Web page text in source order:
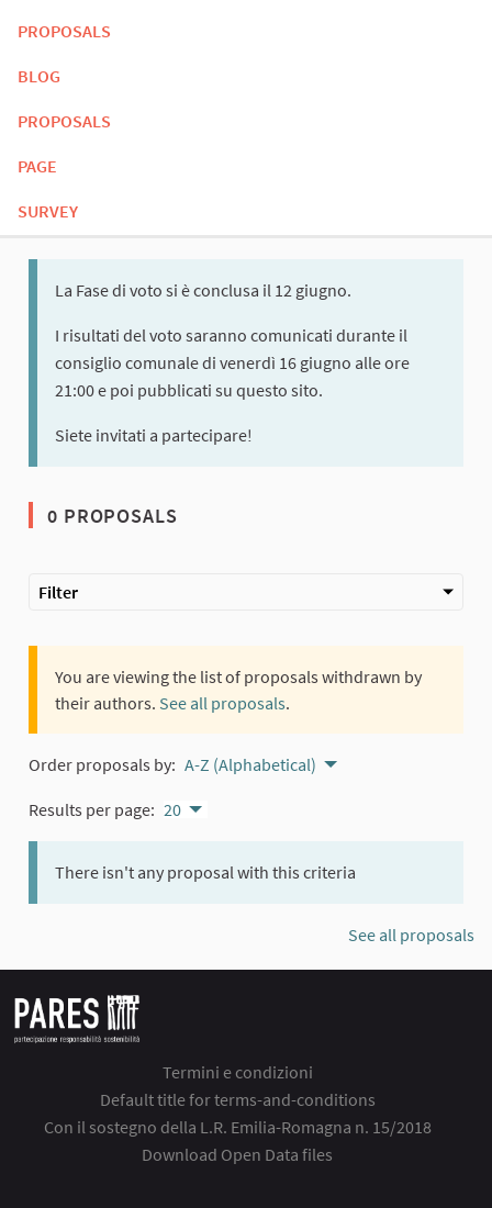
PROPOSALS
BLOG
PROPOSALS
PAGE
SURVEY
La Fase di voto si è conclusa il 12 giugno.
I risultati del voto saranno comunicati durante il
consiglio comunale di venerdì 16 giugno alle ore
21:00 e poi pubblicati su questo sito.
Siete invitati a partecipare!
0 PROPOSALS
Filter
You are viewing the list of proposals withdrawn by
their authors. See all proposals.
Order proposals by: A-Z (Alphabetical)
Results per page: 20
There isn't any proposal with this criteria
See all proposals
Termini e condizioni
Default title for terms-and-conditions
Con il sostegno della L.R. Emilia-Romagna n. 15/2018
Download Open Data files